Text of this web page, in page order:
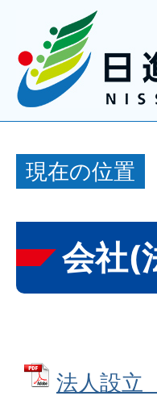
現在の位置
会社(
法人設立